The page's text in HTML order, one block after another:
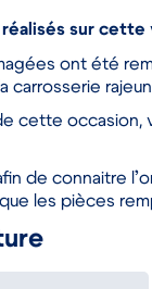
sur cette
ont été
carrosserie
cette occasion,
de connaitre
les pièces